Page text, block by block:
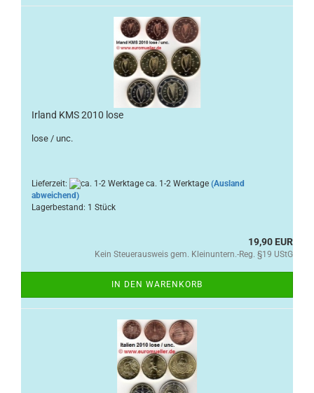
Irland KMS 2010 lose
lose / unc.
Lieferzeit: ca. 1-2 Werktage (Ausland
abweichend)
Lagerbestand: 1 Stück
19,90 EUR
Kein Steuerausweis gem. Kleinuntern.-Reg. §19 UStG
IN DEN WARENKORB